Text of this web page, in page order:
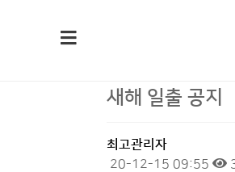
새해 일출 공지
최고관리자
20-12-15 09:55